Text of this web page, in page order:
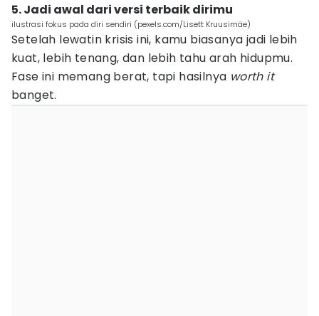
5. Jadi awal dari versi terbaik dirimu
ilustrasi fokus pada diri sendiri (pexels.com/Lisett Kruusimäe)
Setelah lewatin krisis ini, kamu biasanya jadi lebih
kuat, lebih tenang, dan lebih tahu arah hidupmu.
Fase ini memang berat, tapi hasilnya worth it
banget.